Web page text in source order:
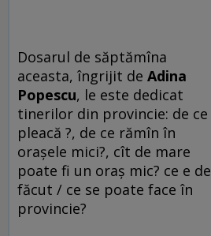
Dosarul de săptămîna
aceasta, îngrijit de Adina
Popescu, le este dedicat
tinerilor din provincie: de ce
pleacă ?, de ce rămîn în
oraşele mici?, cît de mare
poate fi un oraş mic? ce e de
făcut / ce se poate face în
provincie?